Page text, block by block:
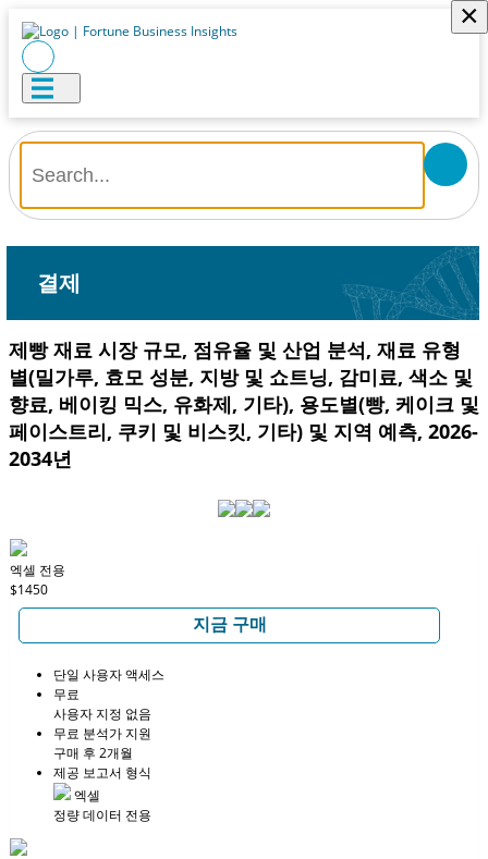
×
결제
제빵 재료 시장 규모, 점유율 및 산업 분석, 재료 유형
별(밀가루, 효모 성분, 지방 및 쇼트닝, 감미료, 색소 및
향료, 베이킹 믹스, 유화제, 기타), 용도별(빵, 케이크 및
페이스트리, 쿠키 및 비스킷, 기타) 및 지역 예측, 2026-
2034년
엑셀 전용
$1450
지금 구매
단일 사용자 액세스
무료
사용자 지정 없음
무료 분석가 지원
구매 후 2개월
제공 보고서 형식
엑셀
정량 데이터 전용